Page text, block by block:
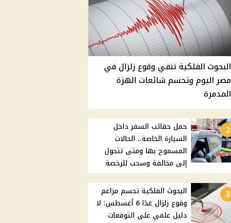
البحوث الفلكية تنفي وقوع زلزال في
مصر اليوم وتحسم شائعات الهزة
المدمرة
2
حمل حقائب السفر داخل
السيارة الخاصة.. الحالات
المسموح بها ومتى تتحول
إلى مخالفة وسحب للرخصة
3
البحوث الفلكية تحسم مزاعم
وقوع زلزال غدًا 6 أغسطس: لا
دليل علمي على التوقعات